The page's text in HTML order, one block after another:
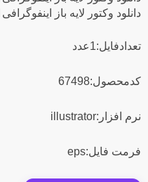
دانلود وکتور لایه باز
تعدادفایل:1عدد
کدمحصول:67498
نرم افزار:illustrator
فرمت فایل:eps